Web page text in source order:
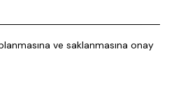
ve saklanmasına onay